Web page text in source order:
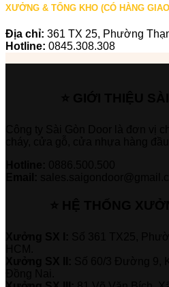
XƯỞNG & TỔNG KHO (CÓ HÀNG
Địa chỉ: 361 TX 25, Phường
Hotline: 0845.308.308